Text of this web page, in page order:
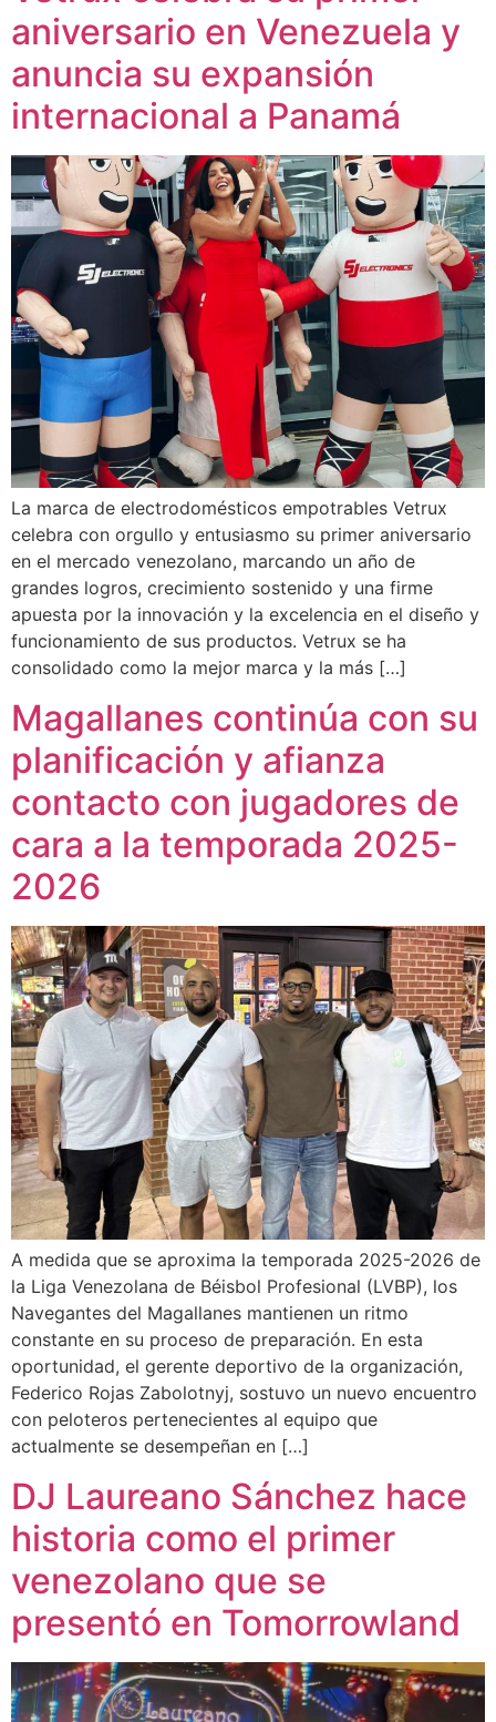
aniversario en Venezuela y
anuncia su expansión
internacional a Panamá
La marca de electrodomésticos empotrables Vetrux
celebra con orgullo y entusiasmo su primer aniversario
en el mercado venezolano, marcando un año de
grandes logros, crecimiento sostenido y una firme
apuesta por la innovación y la excelencia en el diseño y
funcionamiento de sus productos. Vetrux se ha
consolidado como la mejor marca y la más […]
Magallanes continúa con su
planificación y afianza
contacto con jugadores de
cara a la temporada 2025-
2026
A medida que se aproxima la temporada 2025-2026 de
la Liga Venezolana de Béisbol Profesional (LVBP), los
Navegantes del Magallanes mantienen un ritmo
constante en su proceso de preparación. En esta
oportunidad, el gerente deportivo de la organización,
Federico Rojas Zabolotnyj, sostuvo un nuevo encuentro
con peloteros pertenecientes al equipo que
actualmente se desempeñan en […]
DJ Laureano Sánchez hace
historia como el primer
venezolano que se
presentó en Tomorrowland